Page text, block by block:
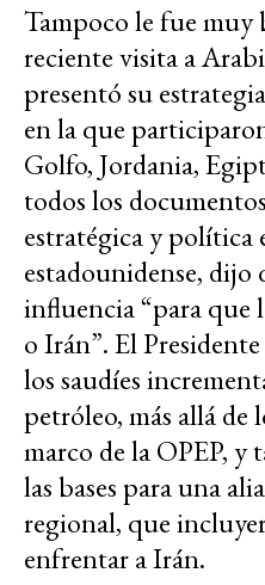
Tampoco le fue muy
reciente visita a
presentó su
en la que
Golfo, Jordania,
todos los
estratégica y política
estadounidense, dijo
influencia “para que
o Irán”. El
los saudíes
petróleo, más allá de
marco de la OPEP,
las bases para una
regional, que
enfrentar a Irán.